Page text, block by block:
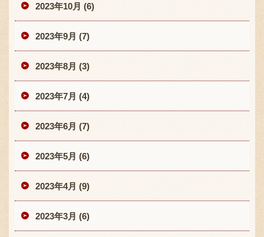
2023年10月 (6)
2023年9月 (7)
2023年8月 (3)
2023年7月 (4)
2023年6月 (7)
2023年5月 (6)
2023年4月 (9)
2023年3月 (6)